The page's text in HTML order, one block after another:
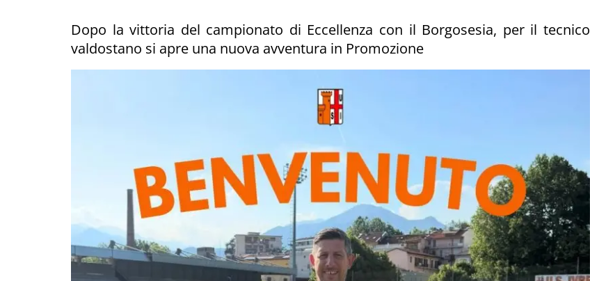
Dopo la vittoria del campionato di Eccellenza con il Borgosesia, per il tecnico
valdostano si apre una nuova avventura in Promozione